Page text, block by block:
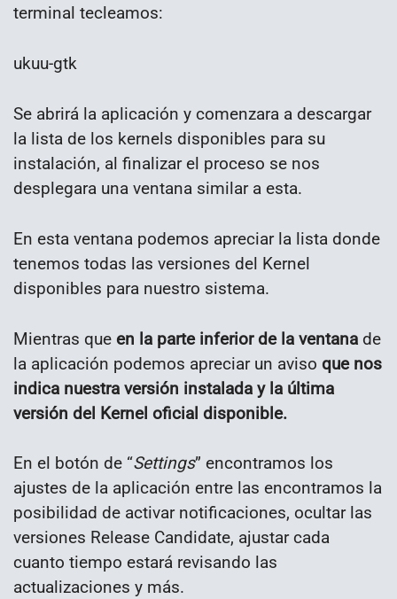
terminal tecleamos:
ukuu-gtk
Se abrirá la aplicación y comenzara a descargar
la lista de los kernels disponibles para su
instalación, al finalizar el proceso se nos
desplegara una ventana similar a esta.
En esta ventana podemos apreciar la lista donde
tenemos todas las versiones del Kernel
disponibles para nuestro sistema.
Mientras que en la parte inferior de la ventana de
la aplicación podemos apreciar un aviso que nos
indica nuestra versión instalada y la última
versión del Kernel oficial disponible.
En el botón de “Settings” encontramos los
ajustes de la aplicación entre las encontramos la
posibilidad de activar notificaciones, ocultar las
versiones Release Candidate, ajustar cada
cuanto tiempo estará revisando las
actualizaciones y más.